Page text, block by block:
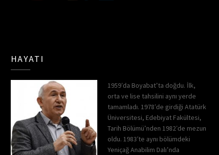
HAYATI
1959′da Boyabat’ta doğdu. İlk,
orta ve lise tahsilini aynı yerde
tamamladı. 1978′de girdiği Atatürk
Üniversitesi, Edebiyat Fakültesi,
Tarih Bölümü’nden 1982′de mezun
oldu. 1983′te aynı bölümdeki
Yeniçağ Anabilim Dalı’nda